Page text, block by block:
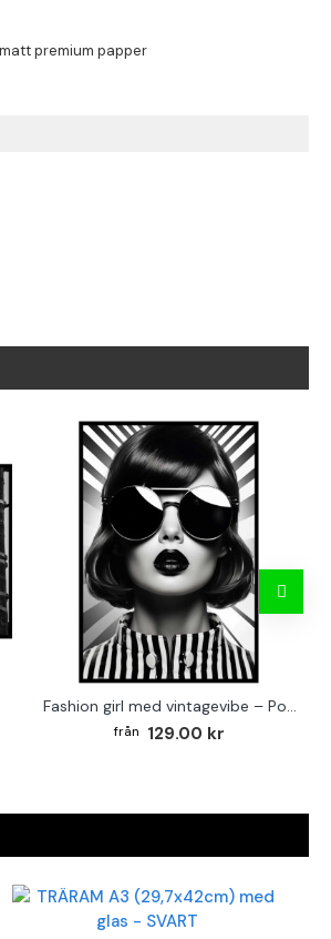
Fashion girl med vintagevibe – Poster för stilmedvetna hem
129.00 kr